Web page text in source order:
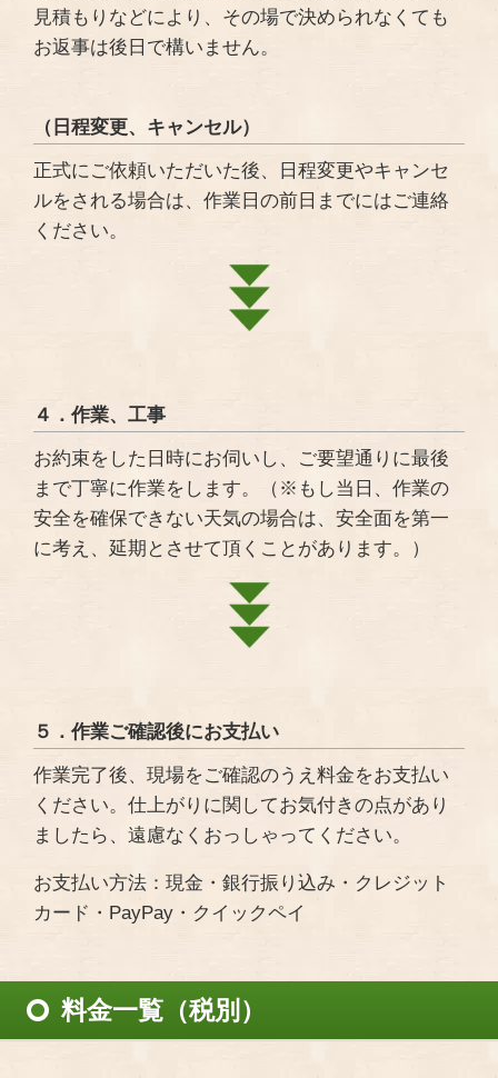
見積もりなどにより、その場で決められなくても
お返事は後日で構いません。
（日程変更、キャンセル）
正式にご依頼いただいた後、日程変更やキャンセ
ルをされる場合は、作業日の前日までにはご連絡
ください。
４．作業、工事
お約束をした日時にお伺いし、ご要望通りに最後
まで丁寧に作業をします。（※もし当日、作業の
安全を確保できない天気の場合は、安全面を第一
に考え、延期とさせて頂くことがあります。）
５．作業ご確認後にお支払い
作業完了後、現場をご確認のうえ料金をお支払い
ください。仕上がりに関してお気付きの点があり
ましたら、遠慮なくおっしゃってください。
お支払い方法：現金・銀行振り込み・クレジット
カード・PayPay・クイックペイ
料金一覧（税別）